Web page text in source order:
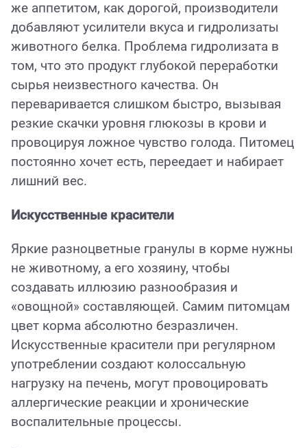
же аппетитом, как дорогой, производители
добавляют усилители вкуса и гидролизаты
животного белка. Проблема гидролизата в
том, что это продукт глубокой переработки
сырья неизвестного качества. Он
переваривается слишком быстро, вызывая
резкие скачки уровня глюкозы в крови и
провоцируя ложное чувство голода. Питомец
постоянно хочет есть, переедает и набирает
лишний вес.
Искусственные красители
Яркие разноцветные гранулы в корме нужны
не животному, а его хозяину, чтобы
создавать иллюзию разнообразия и
«овощной» составляющей. Самим питомцам
цвет корма абсолютно безразличен.
Искусственные красители при регулярном
употреблении создают колоссальную
нагрузку на печень, могут провоцировать
аллергические реакции и хронические
воспалительные процессы.